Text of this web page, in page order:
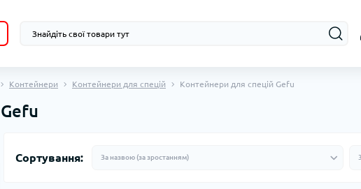
Контейнери Контейнери для спецій Контейнери для спецій Gefu
Сортування: